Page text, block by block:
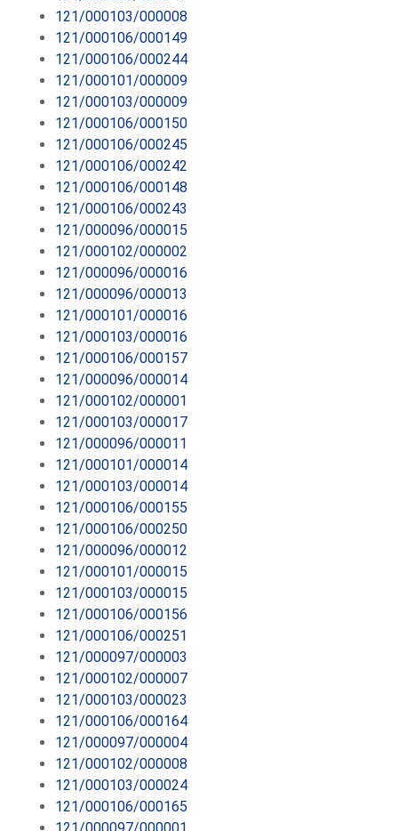
121/000103/000008
121/000106/000149
121/000106/000244
121/000101/000009
121/000103/000009
121/000106/000150
121/000106/000245
121/000106/000242
121/000106/000148
121/000106/000243
121/000096/000015
121/000102/000002
121/000096/000016
121/000096/000013
121/000101/000016
121/000103/000016
121/000106/000157
121/000096/000014
121/000102/000001
121/000103/000017
121/000096/000011
121/000101/000014
121/000103/000014
121/000106/000155
121/000106/000250
121/000096/000012
121/000101/000015
121/000103/000015
121/000106/000156
121/000106/000251
121/000097/000003
121/000102/000007
121/000103/000023
121/000106/000164
121/000097/000004
121/000102/000008
121/000103/000024
121/000106/000165
121/000097/000001